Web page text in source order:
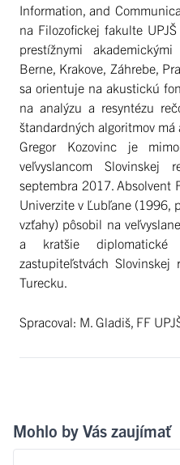
Information, and
na Filozofickej fakulte
prestížnymi
Berne, Krakove, Záhrebe,
sa orientuje na akustickú
na analýzu a resyntézu
štandardných algoritmov má
Gregor Kozovinc je
veľvyslancom Slovinskej
septembra 2017. Absolvent
Univerzite v Ľubľane (1996,
vzťahy) pôsobil na
a kratšie
zastupiteľstvách
Turecku.
Spracoval: M. Gladiš, FF
Mohlo by Vás zaujímať